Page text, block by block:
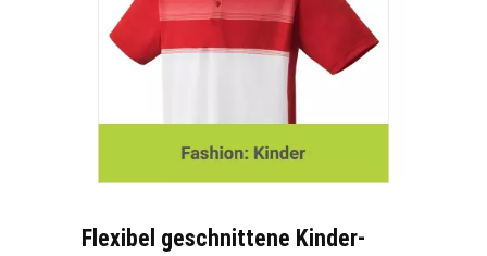
Flexibel geschnittene Kinder-